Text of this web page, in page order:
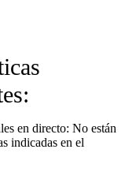
en directo: No están
indicadas en el